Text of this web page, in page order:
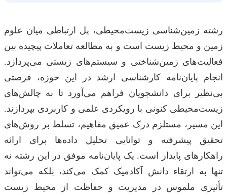
رشته زمین‌شناسی زیست‌محیطی، پل ارتباطی میان علوم
زمین و محیط زیست است و به مطالعه تعاملات پیچیده بین
فعالیت‌های زمین‌شناختی و سیستم‌های زیستی می‌پردازد.
انجام پایان‌نامه کارشناسی ارشد در این حوزه، فرصتی
بی‌نظیر برای دانشجویان فراهم می‌آورد تا به چالش‌های
زیست‌محیطی کنونی با رویکردی علمی و کاربردی بپردازند.
این مسیر، مستلزم درک عمیق مفاهیم، تسلط بر روش‌های
تحقیق پیشرفته و توانایی تحلیل داده‌ها برای ارائه
راهکارهای پایدار است. یک پایان‌نامه موفق در این رشته نه
تنها به ارتقاء دانش آکادمیک کمک می‌کند، بلکه می‌تواند
تأثیری ملموس در مدیریت و حفاظت از محیط زیست